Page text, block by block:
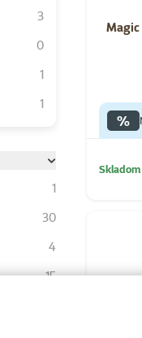
3
0
1
1
1
30
4
15
%
Skladom